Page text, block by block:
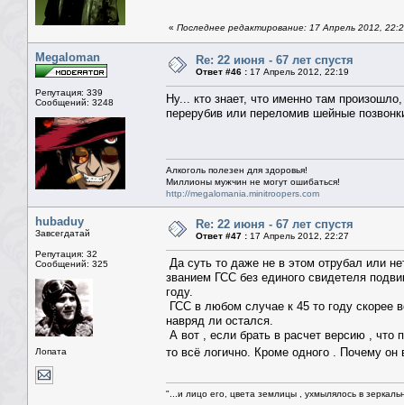
« Последнее редактирование: 17 Апрель 2012,
Megaloman
Репутация: 339
Сообщений: 3248
Re: 22 июня - 67 лет спустя
Ответ #46 : 17 Апрель 2012, 22:19
Ну... кто знает, что именно там
перерубив или переломив шейные
Алкоголь полезен для здоровья!
Миллионы мужчин не могут ошибаться!
http://megalomania.minitroopers.com
hubaduy
Завсегдатай
Репутация: 32
Сообщений: 325
Лопата
Re: 22 июня - 67 лет спустя
Ответ #47 : 17 Апрель 2012, 22:27
Да суть то даже не в этом отрубал или
званием ГСС без единого свидетеля
году.
ГСС в любом случае к 45 то году скорее
навряд ли остался.
А вот , если брать в расчет версию , что
то всё логично. Кроме одного . Почему
"...и лицо его, цвета землицы , ухмылялось в